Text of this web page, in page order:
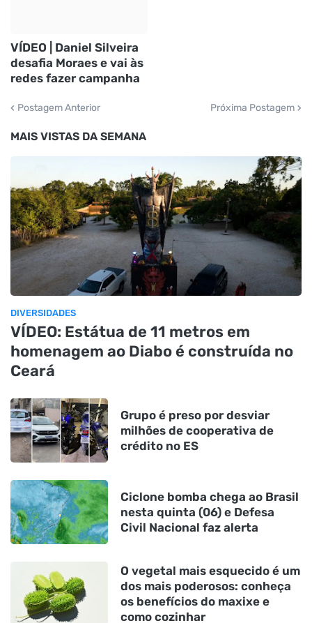
VÍDEO | Daniel Silveira
desafia Moraes e vai às
redes fazer campanha
Postagem Anterior Próxima Postagem
MAIS VISTAS DA SEMANA
DIVERSIDADES
VÍDEO: Estátua de 11 metros em
homenagem ao Diabo é construída no
Ceará
Grupo é preso por desviar
milhões de cooperativa de
crédito no ES
Ciclone bomba chega ao Brasil
nesta quinta (06) e Defesa
Civil Nacional faz alerta
O vegetal mais esquecido é um
dos mais poderosos: conheça
os benefícios do maxixe e
como cozinhar